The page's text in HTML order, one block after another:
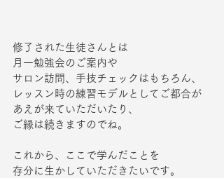
修了された生徒さんとは
月一勉強会のご案内や
サロン訪問、手技チェックはもちろん、
レッスン時の練習モデルとしてご都合が
あえが来ていただいたり、
ご縁は続きますのでね。
これから、ここで学んだことを
存分に生かしていただきたいです。